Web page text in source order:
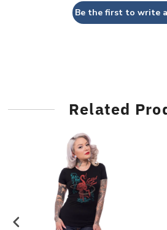
Be the first to write
Related